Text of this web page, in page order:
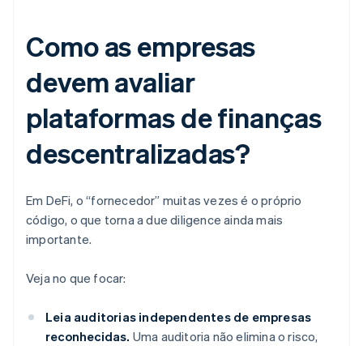
Como as empresas
devem avaliar
plataformas de finanças
descentralizadas?
Em DeFi, o “fornecedor” muitas vezes é o próprio
código, o que torna a due diligence ainda mais
importante.
Veja no que focar:
Leia auditorias independentes de empresas
reconhecidas. Uma auditoria não elimina o risco,